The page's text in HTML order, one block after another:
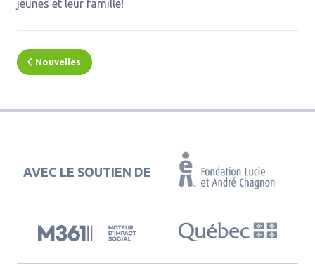
jeunes et leur famille!
Nouvelles
AVEC LE SOUTIEN DE